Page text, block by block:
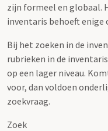
zijn formeel en globaal.
inventaris behoeft enige
Bij het zoeken in de
rubrieken in de
op een lager niveau.
voor, dan voldoen
zoekvraag.
Zoek